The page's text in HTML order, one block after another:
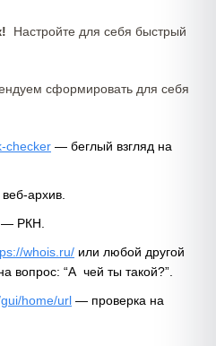
Настройте для себя быстрый
сформировать для себя
checker — беглый взгляд на
архив.
— РКН.
whois.ru/ или любой другой
вопрос: “А чей ты такой?”.
home/url — проверка на